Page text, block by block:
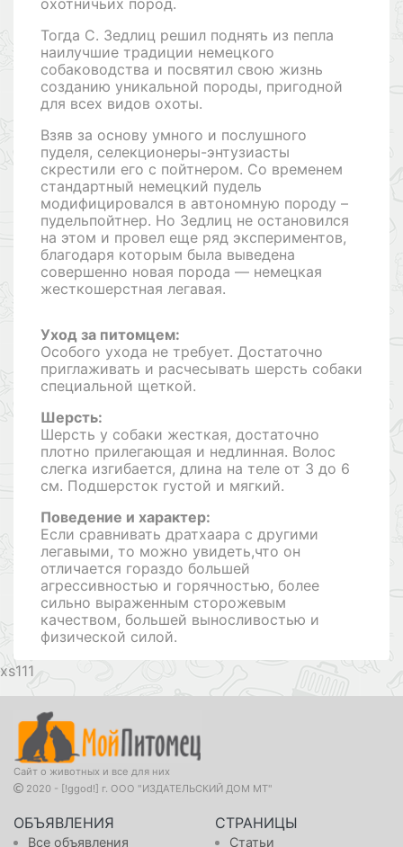
Тогда С. Зедлиц решил поднять из пепла
наилучшие традиции немецкого
собаководства и посвятил свою жизнь
созданию уникальной породы, пригодной
для всех видов охоты.
Взяв за основу умного и послушного
пуделя, селекционеры-энтузиасты
скрестили его с пойтнером. Со временем
стандартный немецкий пудель
модифицировался в автономную породу –
пудельпойтнер. Но Зедлиц не остановился
на этом и провел еще ряд экспериментов,
благодаря которым была выведена
совершенно новая порода — немецкая
жесткошерстная легавая.
Уход за питомцем:
Особого ухода не требует. Достаточно
приглаживать и расчесывать шерсть собаки
специальной щеткой.
Шерсть:
Шерсть у собаки жесткая, достаточно
плотно прилегающая и недлинная. Волос
слегка изгибается, длина на теле от 3 до 6
см. Подшерсток густой и мягкий.
Поведение и характер:
Если сравнивать дратхаара с другими
легавыми, то можно увидеть,что он
отличается гораздо большей
агрессивностью и горячностью, более
сильно выраженным сторожевым
качеством, большей выносливостью и
физической силой.
111
Сайт о животных и все для них
2020 - [!ggod!] г. ООО "ИЗДАТЕЛЬСКИЙ ДОМ МТ"
ОБЪЯВЛЕНИЯ
Все объявления
СТРАНИЦЫ
Статьи